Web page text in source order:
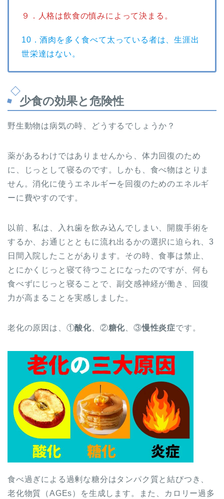
９．人格は飲食の慎みによって決まる。
10．酒肉を多く食べて太っている者は、生涯出
世栄達はない。
少食の効果と危険性
野生動物は病気の時、どうするでしょうか？
薬があるわけではありませんから、体力回復のため
に、じっとして寝るのです。しかも、食べ物はとりま
せん。消化に使うエネルギーを回復のためのエネルギ
ーに費やすのです。
以前、私は、入れ歯を飲み込んでしまい、開腹手術を
するか、お通じとともに流れ出るかの選択に迫られ、3
日間入院したことがあります。その時、食事は禁止、
とにかくじっと寝て待つことになったのですが、何も
食べずにじっと寝ることで、副交感神経が働き、回復
力が高まることを実感しました。
老化の原因は、①酸化 、②糖化 、③慢性炎症です。
食べ過ぎによる過剰な糖分はタンパク質と結びつき、
老化物質（AGEs）を生成します。また、カロリー過多